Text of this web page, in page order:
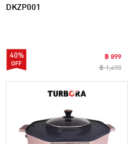
DKZP001
40%
฿ 899
฿ 1,490